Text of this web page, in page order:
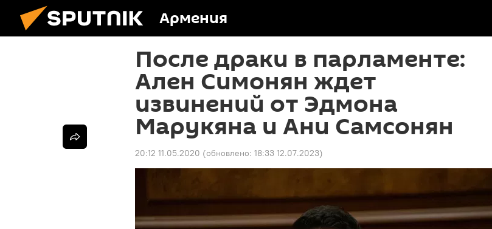
Армения
После драки в парламенте:
Ален Симонян ждет
извинений от Эдмона
Марукяна и Ани Самсонян
20:12 11.05.2020 (обновлено: 18:33 12.07.2023)